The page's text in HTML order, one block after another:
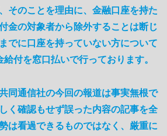
そのことを理由に、金融口座を持た
金の対象者から除外することは断じ
でに口座を持っていない方について
付を窓口払いで行っております。
同通信社の今回の報道は事実無根で
く確認もせず誤った内容の記事を全
は看過できるものではなく、厳重に